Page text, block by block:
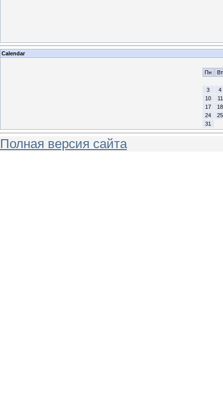
Calendar
Пн
Вт
3
4
10
11
17
18
24
25
31
Полная версия сайта